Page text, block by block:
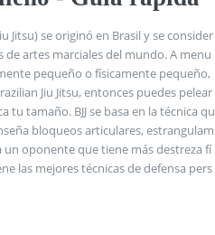
Jitsu) se originó en Brasil y se consider
de artes marciales del mundo. A menu
pequeño o físicamente pequeño,
Jiu Jitsu, entonces puedes pelear
tu tamaño. BJJ se basa en la técnica qu
bloqueos articulares, estrangulam
un oponente que tiene más destreza fí
las mejores técnicas de defensa pers